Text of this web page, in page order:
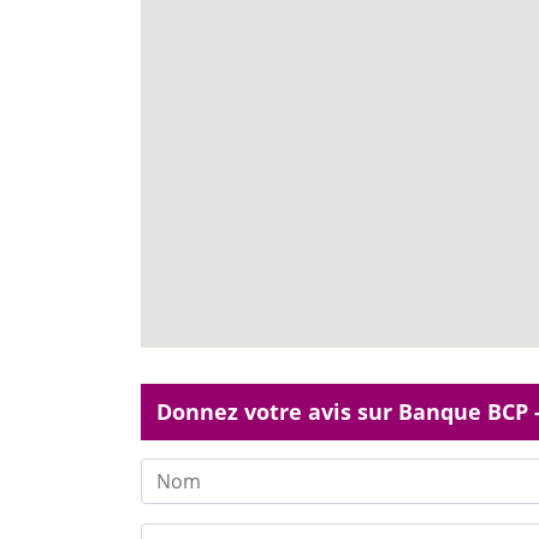
Donnez votre avis sur Banque BCP